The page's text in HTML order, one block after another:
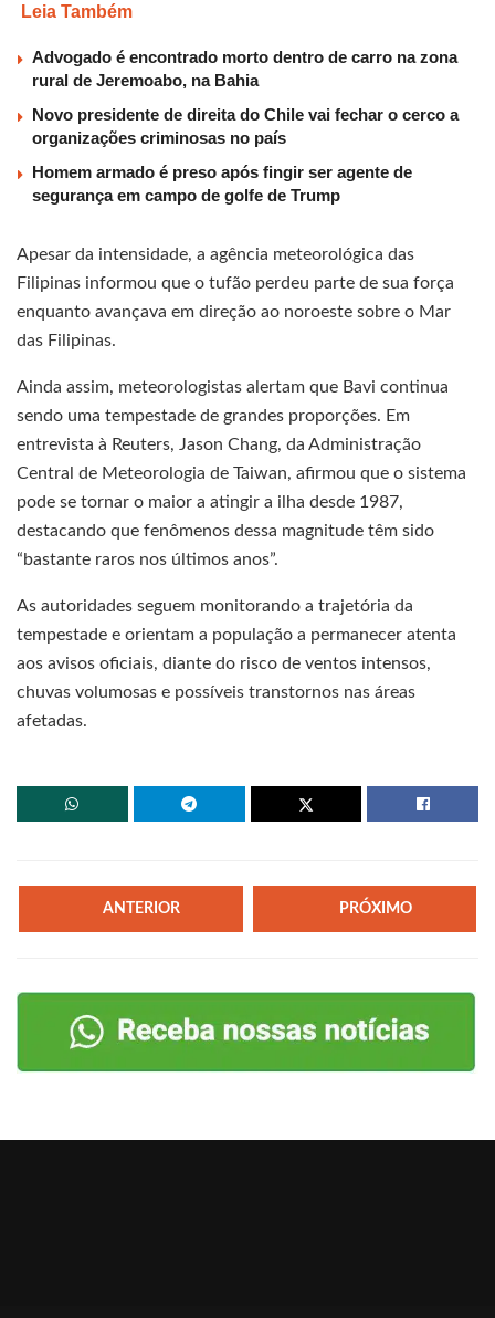
Leia Também
Advogado é encontrado morto dentro de carro na zona
rural de Jeremoabo, na Bahia
Novo presidente de direita do Chile vai fechar o cerco a
organizações criminosas no país
Homem armado é preso após fingir ser agente de
segurança em campo de golfe de Trump
Apesar da intensidade, a agência meteorológica das
Filipinas informou que o tufão perdeu parte de sua força
enquanto avançava em direção ao noroeste sobre o Mar
das Filipinas.
Ainda assim, meteorologistas alertam que Bavi continua
sendo uma tempestade de grandes proporções. Em
entrevista à Reuters, Jason Chang, da Administração
Central de Meteorologia de Taiwan, afirmou que o sistema
pode se tornar o maior a atingir a ilha desde 1987,
destacando que fenômenos dessa magnitude têm sido
“bastante raros nos últimos anos”.
As autoridades seguem monitorando a trajetória da
tempestade e orientam a população a permanecer atenta
aos avisos oficiais, diante do risco de ventos intensos,
chuvas volumosas e possíveis transtornos nas áreas
afetadas.
ANTERIOR PRÓXIMO